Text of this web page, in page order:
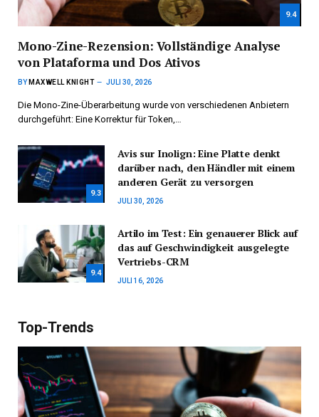
9.4
Mono-Zine-Rezension: Vollständige Analyse
von Plataforma und Dos Ativos
BY MAXWELL KNIGHT JULI 30, 2026
Die Mono-Zine-Überarbeitung wurde von verschiedenen Anbietern
durchgeführt: Eine Korrektur für Token,…
9.3
Avis sur Inolign: Eine Platte denkt
darüber nach, den Händler mit einem
anderen Gerät zu versorgen
JULI 30, 2026
9.4
Artilo im Test: Ein genauerer Blick auf
das auf Geschwindigkeit ausgelegte
Vertriebs-CRM
JULI 16, 2026
Top-Trends